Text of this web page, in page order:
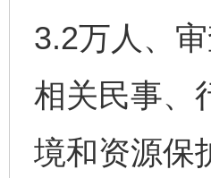
3.2万人、
相关民事、
境和资源保